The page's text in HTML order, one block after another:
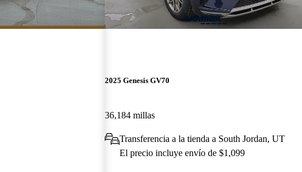
2025 Genesis GV70
36,184 millas
Transferencia a la tienda a South Jordan, UT
El precio incluye envío de $1,099